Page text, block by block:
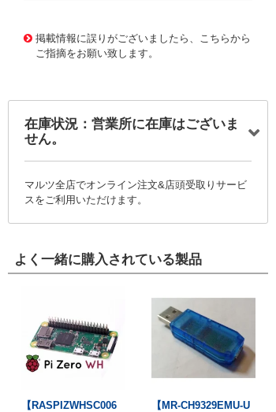
掲載情報に誤りがございましたら、こちらから
ご指摘をお願い致します。
在庫状況：営業所に在庫はございま
せん。
マルツ全店でオンライン注文&店頭受取りサービ
スをご利用いただけます。
よく一緒に購入されている製品
【RASPIZWHSC006
【MR-CH9329EMU-U